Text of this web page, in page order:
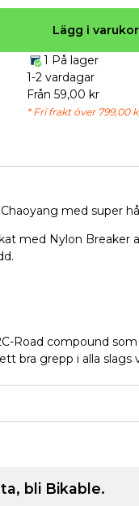
med super
med Nylon Breaker
Road compound
bra grepp i alla slags
Lägg i
1 På lager
1-2 vardagar
Från 59,00 kr
* Fri frakt över 799,00
bli Bikable.